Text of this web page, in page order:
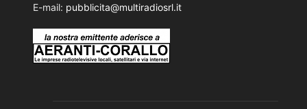
E-mail: pubblicita@multiradiosrl.it